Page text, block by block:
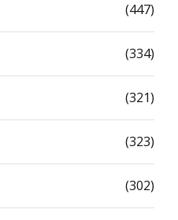
(447)
(334)
(321)
(323)
(302)